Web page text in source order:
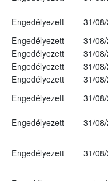
Engedélyezett
31/
Engedélyezett
31/
Engedélyezett
31/
Engedélyezett
31/
Engedélyezett
31/
Engedélyezett
31/
Engedélyezett
31/
Engedélyezett 31/